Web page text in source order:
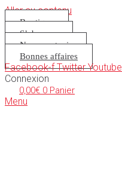
Aller au contenu
Boutique
S’abonner
Nous soutenir
Bonnes affaires
Facebook-f Twitter Youtube
Connexion
0,00€ 0 Panier
Menu